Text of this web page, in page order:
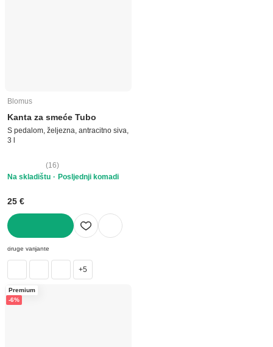
Blomus
Kanta za smeće Tubo
S pedalom, željezna, antracitno siva,
3 l
(16)
Na skladištu
Posljednji komadi
25 €
U KOŠARICU
druge varijante
+5
Premium
-6%